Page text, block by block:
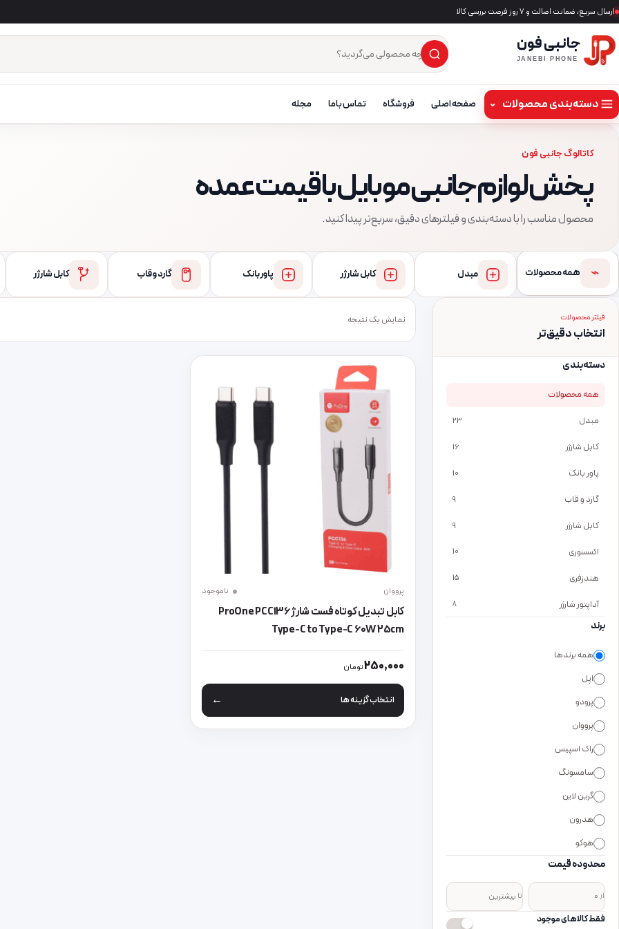
ارسال سریع، ضمانت اصالت و ۷ روز فرصت بررسی کالا
جانبی فون
JANEBI PHONE جست‌وجوی محصول
×
دسته‌بندی محصولات ⌄ صفحه اصلی فروشگاه تماس باما مجله
کاتالوگ جانبی فون
پخش لوازم جانبی موبایل با قیمت عمده
محصول مناسب را با دسته‌بندی و فیلترهای دقیق، سریع‌تر پیدا کنید.
⌁ همه محصولات مبدل کابل شارژر پاور بانک گارد و قاب کابل شارژر
فیلتر محصولات
انتخاب دقیق‌تر
دسته‌بندی
همه محصولات
مبدل 23
کابل شارژر 16
پاور بانک 10
گارد و قاب 9
کابل شارژر 9
اکسسوری 10
هندزفری 15
آداپتور شارژر 8
برند
همه برندها
اپل
پرودو
پرووان
راک اسپیس
سامسونگ
گرین لاین
هدرون
هوکو
محدوده قیمت
از تا
فقط کالاهای موجود
نمایش یک نتیجه
پرووان ناموجود
کابل تبدیل کوتاه فست شارژ ProOne PCC136
Type-C to Type-C 60W 25cm
250,000تومان
انتخاب گزینه ها
این محصول دارای انواع مختلفی می باشد. گزینه ها ممکن است در صفحه محصول انتخاب شوند